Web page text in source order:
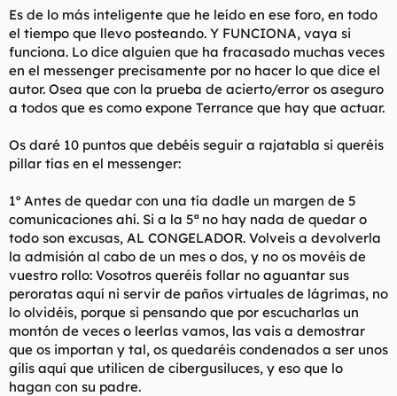
pierde el interés, o bien el lapso de ventaja que da escribir y
no lo da hablar te hace ver como una persona más interesante.
El msn, si quieres follar con alguna, lo abres dices cuatro
paridas para echar unas risas y cierras porque tengas cosas
que hacer, aunque sea hacerte una paja, pero que ella vea que
no es el centro de tu vida de repente.
amigos, no soportes ni por un segundo que te cuente algún
problema personal con algún novio, rollo o ex por msn. Yo
psicologo, no puedo ayudarte", y te piras. A la semana o dos
semanas vuelve a hablar con ella, asunto concluido.
Es de lo más inteligente que he leído en ese foro, en todo
el tiempo que llevo posteando. Y FUNCIONA, vaya si
funciona. Lo dice alguien que ha fracasado muchas veces
en el messenger precisamente por no hacer lo que dice el
autor. Osea que con la prueba de acierto/error os aseguro
a todos que es como expone Terrance que hay que actuar.
Os daré 10 puntos que debéis seguir a rajatabla si queréis
pillar tías en el messenger:
1º Antes de quedar con una tía dadle un margen de 5
comunicaciones ahí. Si a la 5ª no hay nada de quedar o
todo son excusas, AL CONGELADOR. Volveis a devolverla
la admisión al cabo de un mes o dos, y no os movéis de
vuestro rollo: Vosotros queréis follar no aguantar sus
peroratas aquí ni servir de paños virtuales de lágrimas, no
lo olvidéis, porque si pensando que por escucharlas un
montón de veces o leerlas vamos, las vais a demostrar
que os importan y tal, os quedaréis condenados a ser unos
gilis aquí que utilicen de cibergusiluces, y eso que lo
hagan con su padre.